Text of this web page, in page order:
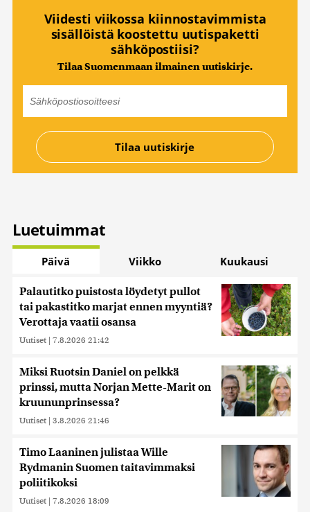
Viidesti viikossa kiinnostavimmista
sisällöistä koostettu uutispaketti
sähköpostiisi?
Tilaa Suomenmaan ilmainen uutiskirje.
Luetuimmat
Päivä Viikko Kuukausi
Palautitko puistosta löydetyt pullot
tai pakastitko marjat ennen myyntiä?
Verottaja vaatii osansa
Uutiset | 7.8.2026 21:42
Miksi Ruotsin Daniel on pelkkä
prinssi, mutta Norjan Mette-Marit on
kruununprinsessa?
Uutiset | 3.8.2026 21:46
Timo Laaninen julistaa Wille
Rydmanin Suomen taitavimmaksi
poliitikoksi
Uutiset | 7.8.2026 18:09